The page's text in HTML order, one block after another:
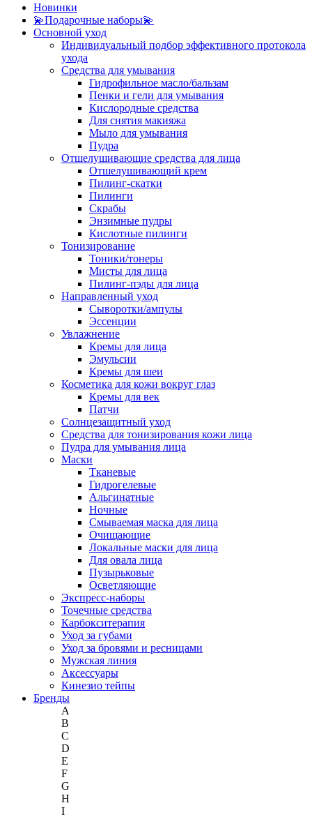
Новинки
💫Подарочные наборы💫
Основной уход
Индивидуальный подбор эффективного протокола
ухода
Средства для умывания
Гидрофильное масло/бальзам
Пенки и гели для умывания
Кислородные средства
Для снятия макияжа
Мыло для умывания
Пудра
Отшелушивающие средства для лица
Отшелушивающий крем
Пилинг-скатки
Пилинги
Скрабы
Энзимные пудры
Кислотные пилинги
Тонизирование
Тоники/тонеры
Мисты для лица
Пилинг-пэды для лица
Направленный уход
Сыворотки/ампулы
Эссенции
Увлажнение
Кремы для лица
Эмульсии
Кремы для шеи
Косметика для кожи вокруг глаз
Кремы для век
Патчи
Солнцезащитный уход
Средства для тонизирования кожи лица
Пудра для умывания лица
Маски
Тканевые
Гидрогелевые
Альгинатные
Ночные
Смываемая маска для лица
Очищающие
Локальные маски для лица
Для овала лица
Пузырьковые
Осветляющие
Экспресс-наборы
Точечные средства
Карбокситерапия
Уход за губами
Уход за бровями и ресницами
Мужская линия
Аксессуары
Кинезио тейпы
Бренды
A
B
C
D
E
F
G
H
I